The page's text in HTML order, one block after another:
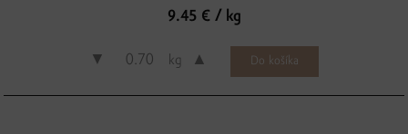
9.45 € / kg
▼ kg ▲